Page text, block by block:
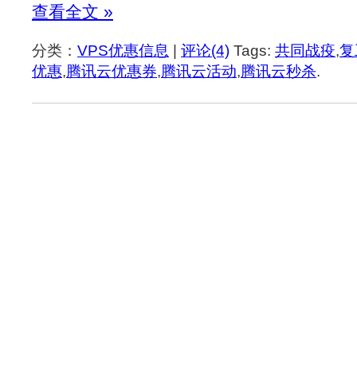
查看全文 »
分类： VPS优惠信息 评论(4) Tags: 共同战疫,
优惠,腾讯云优惠券,腾讯云活动,腾讯云秒杀.